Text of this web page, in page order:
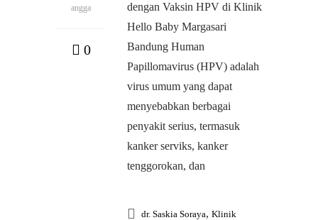
angga
0
dengan Vaksin HPV di Klinik
Hello Baby Margasari
Bandung Human
Papillomavirus (HPV) adalah
virus umum yang dapat
menyebabkan berbagai
penyakit serius, termasuk
kanker serviks, kanker
tenggorokan, dan
dr. Saskia Soraya, Klinik